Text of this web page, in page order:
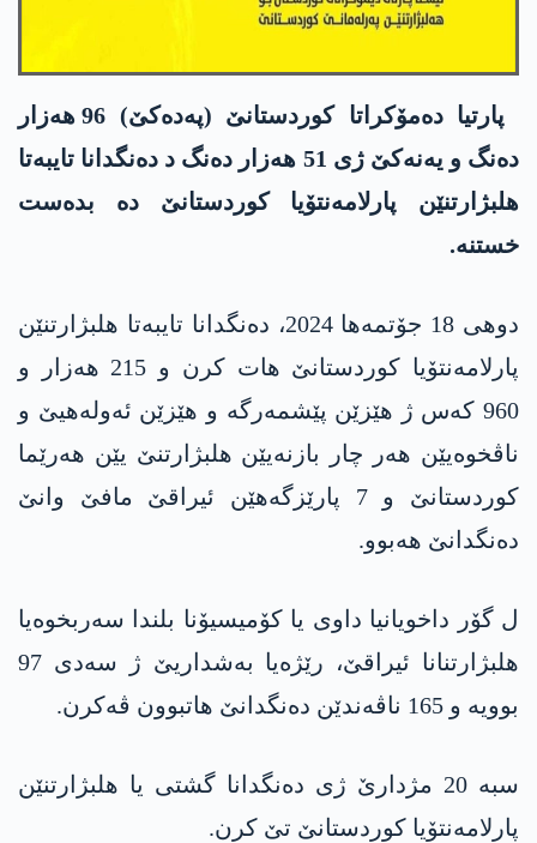
پارتیا دەمۆکراتا کوردستانێ (پەدەکێ) 96 ھەزار
دەنگ و یەنەکێ ژی 51 ھەزار دەنگ د دەنگدانا تایبەتا
ھلبژارتنێن پارلامەنتۆیا کوردستانێ دە بدەست
خستنە.
دوھی 18 جۆتمەھا 2024، دەنگدانا تایبەتا ھلبژارتنێن
پارلامەنتۆیا کوردستانێ ھات کرن و 215 ھەزار و
960 کەس ژ ھێزێن پێشمەرگە و ھێزێن ئەولەھیێ و
ناڤخوەیێن ھەر چار بازنەیێن ھلبژارتنێ یێن ھەرێما
کوردستانێ و 7 پارێزگەھێن ئیراقێ مافێ وانێ
دەنگدانێ ھەبوو.
ل گۆر داخویانیا داوی یا کۆمیسیۆنا بلندا سەربخوەیا
ھلبژارتنانا ئیراقێ، رێژەیا بەشداریێ ژ سەدی 97
بوویە و 165 ناڤەندێن دەنگدانێ ھاتبوون ڤەکرن.
سبە 20 مژدارێ ژی دەنگدانا گشتی یا ھلبژارتنێن
پارلامەنتۆیا کوردستانێ تێ کرن.